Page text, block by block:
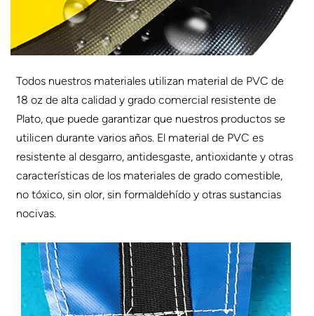
Todos nuestros materiales utilizan material de PVC de
18 oz de alta calidad y grado comercial resistente de
Plato, que puede garantizar que nuestros productos se
utilicen durante varios años. El material de PVC es
resistente al desgarro, antidesgaste, antioxidante y otras
características de los materiales de grado comestible,
no tóxico, sin olor, sin formaldehído y otras sustancias
nocivas.